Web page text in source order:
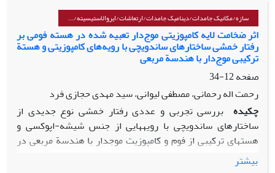
نانو ساختار دو بعدی تحت شرایط کرنش فشاری مطابقت رفتارهای
نوری و الکترونی این نانوساختار را نشان می­دهد. با توجه نتایج
به‌دست‌آمده در این پژوهش نانو ساختار دو بعدی پنتاگرافن را می
توان به عنوان یک ماده مناسب برای طراحی دستگاه های
الکترواپتیکی معرفی نمود.
سازه‌/مکانیک جامدات/دینامیک جامدات/ارتعاشات/ایروالاستیسیته/...
اثر ضخامت لایه کامپوزیتی موج‌دار تعبیه شده در هسته فومی بر
رفتار خمشی ساختارهای ساندویچی با رویه‌های کامپوزیتی و هستة
ترکیبی موج‌دار با هندسة مربعی
صفحه12-34
رحمت اله رحمانی، مصطفی لیوانی، سید مهدی حجازی فرد
چکیده بررسی تجربی و عددی رفتار خمشی نوع جدیدی از
ساختارهای ساندویچی با رویه­هایی از جنس شیشه-اپوکسی و
هسته­ای ترکیبی از فوم و کامپوزیت موج­دار با هندسة مربعی در
این مقاله انجام شده است. پس از ساخت نمونه­ها با استفاده از
بیشتر